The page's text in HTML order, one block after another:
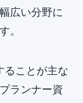
広い分野に
。
ることが主な
ランナー資